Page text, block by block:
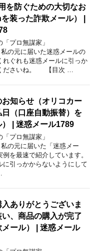
を防ぐための大切なお
装った詐欺メール） |
プロ無謀家」
私の元に届いた迷惑メールの
れぐれも迷惑メールに引っか
ださいね。 【目次 …
知らせ（オリコカー
日（口座自動振替）を
| 迷惑メール1789
プロ無謀家」
私の元に届いた「迷惑メー
を最速で紹介しています。
に引っかからないようにして
入ありがとうございま
、商品の購入が完了
ール） | 迷惑メール